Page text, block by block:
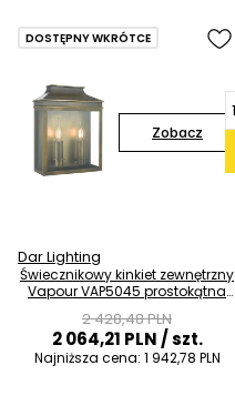
Zobacz
DOSTĘPNY WKRÓTCE
Dar Lighting
Świecznikowy kinkiet zewnętrzny
Vapour VAP5045 prostokątna
2 428,48 PLN
2 064,21 PLN/ szt.
Najniższa cena: 1 942,78 PLN